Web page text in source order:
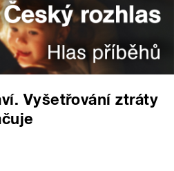
Vyšetřování ztráty